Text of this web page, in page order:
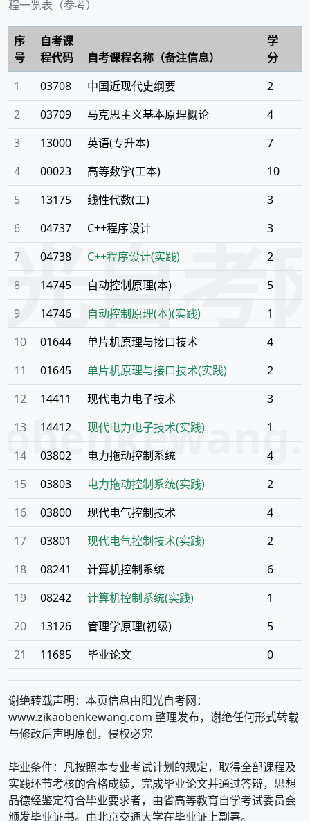
程一览表（参考）
自考
序
号
自考课
程代码
自考课程名称（备注信息）
学
分
1
03708 中国近现代史纲要
2
2
03709 马克思主义基本原理概论
4
3
13000 英语(专升本)
7
4
00023 高等数学(工本)
10
5
13175 线性代数(工)
3
6
04737 C++程序设计
3
7
04738 C++程序设计(实践)
2
8
14745 自动控制原理(本)
5
9
14746 自动控制原理(本)(实践)
1
10
01644 单片机原理与接口技术
4
11
01645 单片机原理与接口技术(实践)
2
12
14411 现代电力电子技术
3
13
14412 现代电力电子技术(实践)
1
14
03802 电力拖动控制系统
4
15
03803 电力拖动控制系统(实践)
2
16
03800 现代电气控制技术
4
17
03801 现代电气控制技术(实践)
2
18
08241 计算机控制系统
6
19
08242 计算机控制系统(实践)
1
20
13126 管理学原理(初级)
5
21
11685 毕业论文 0
谢绝转载声明：本页信息由阳光自考网：
www.zikaobenkewang.com 整理发布，谢绝任何形式转载
与修改后声明原创，侵权必究
毕业条件：凡按照本专业考试计划的规定，取得全部课程及
实践环节考核的合格成绩，完成毕业论文并通过答辩，思想
品德经鉴定符合毕业要求者，由省高等教育自学考试委员会